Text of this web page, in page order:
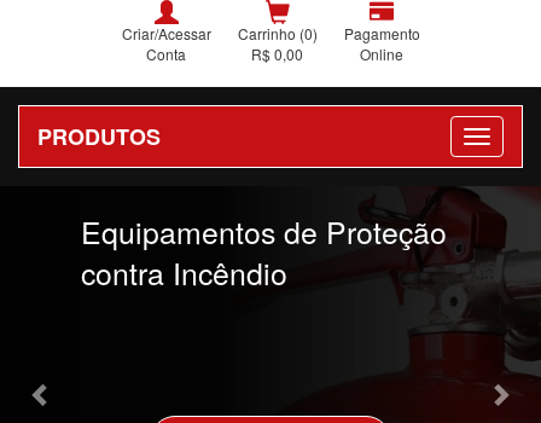
Criar/Acessar
Conta
Carrinho (0)
R$ 0,00
Pagamento
Online
PRODUTOS
Equipamentos de Proteção
contra Incêndio